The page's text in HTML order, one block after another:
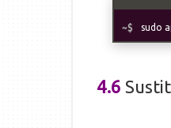
sudo
4.6